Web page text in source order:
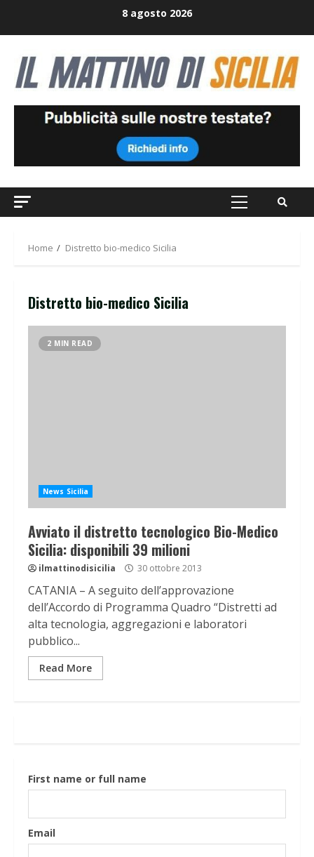
8 agosto 2026
Primary
Home Distretto bio-medico Sicilia
Distretto bio-medico Sicilia
2 MIN READ
News Sicilia
Avviato il distretto tecnologico Bio-Medico
Sicilia: disponibili 39 milioni
ilmattinodisicilia 30 ottobre 2013
CATANIA – A seguito dell’approvazione
dell’Accordo di Programma Quadro “Distretti ad
alta tecnologia, aggregazioni e laboratori
pubblico...
Read More
First name or full name
Email